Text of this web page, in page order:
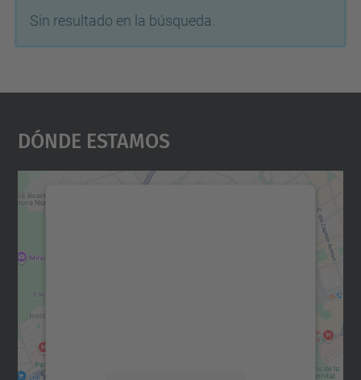
Sin resultado en la búsqueda.
Dónde Estamos